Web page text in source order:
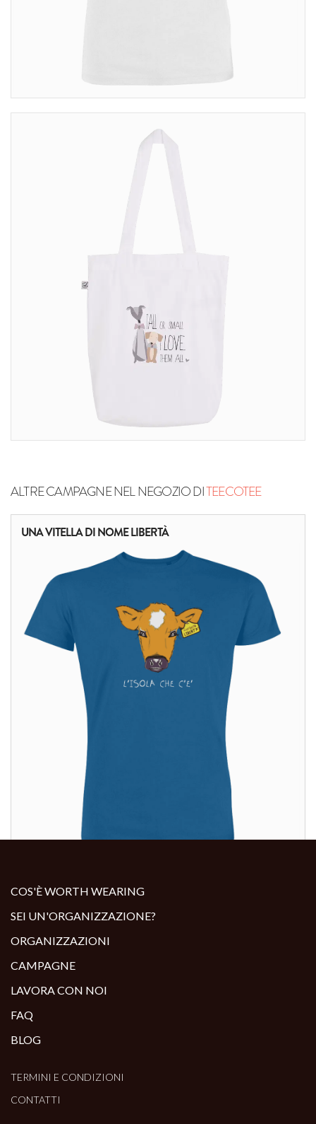
ALTRE CAMPAGNE NEL NEGOZIO DITEECOTEE
UNA VITELLA DI NOME LIBERTÀ
COS'È WORTH WEARING
SEI UN'ORGANIZZAZIONE?
ORGANIZZAZIONI
CAMPAGNE
LAVORA CON NOI
FAQ
BLOG
TERMINI E CONDIZIONI
CONTATTI